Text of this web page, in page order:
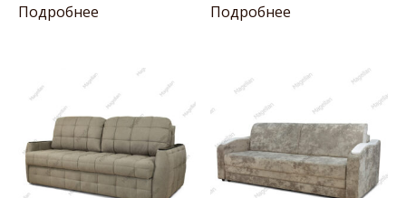
Подробнее Подробнее